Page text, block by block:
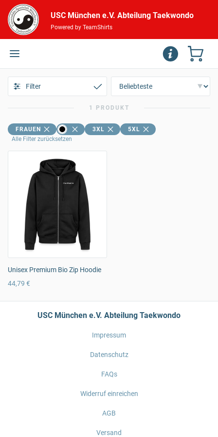
USC München e.V. Abteilung Taekwondo
Powered by TeamShirts
Filter
1 PRODUKT
FRAUEN 3XL
5XL
Alle Filter zurücksetzen
Unisex Premium Bio Zip Hoodie
44,79 €
USC München e.V. Abteilung Taekwondo
Impressum
Datenschutz
FAQs
Widerruf einreichen
AGB
Versand